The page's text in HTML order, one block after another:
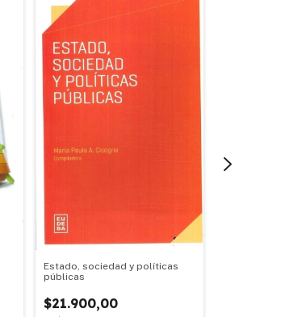
Estado, sociedad y políticas
públicas
$21.900,00